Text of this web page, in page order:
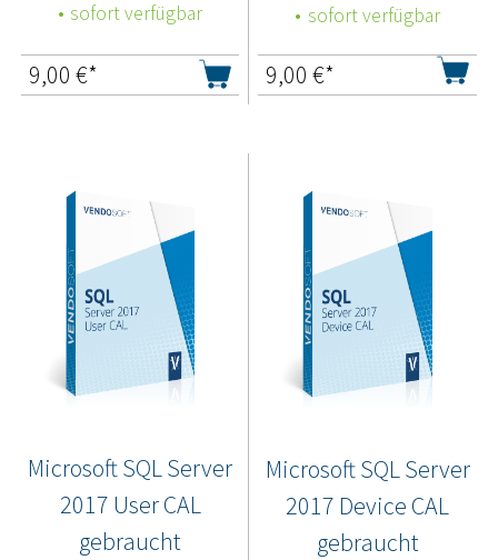
sofort verfügbar
9,00 €*
sofort verfügbar
9,00 €*
Microsoft SQL Server
2017 User CAL
gebraucht
Microsoft SQL Server
2017 Device CAL
gebraucht